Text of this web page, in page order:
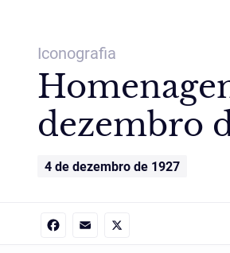
Iconografia
dezembro
4 de dezembro de 1927